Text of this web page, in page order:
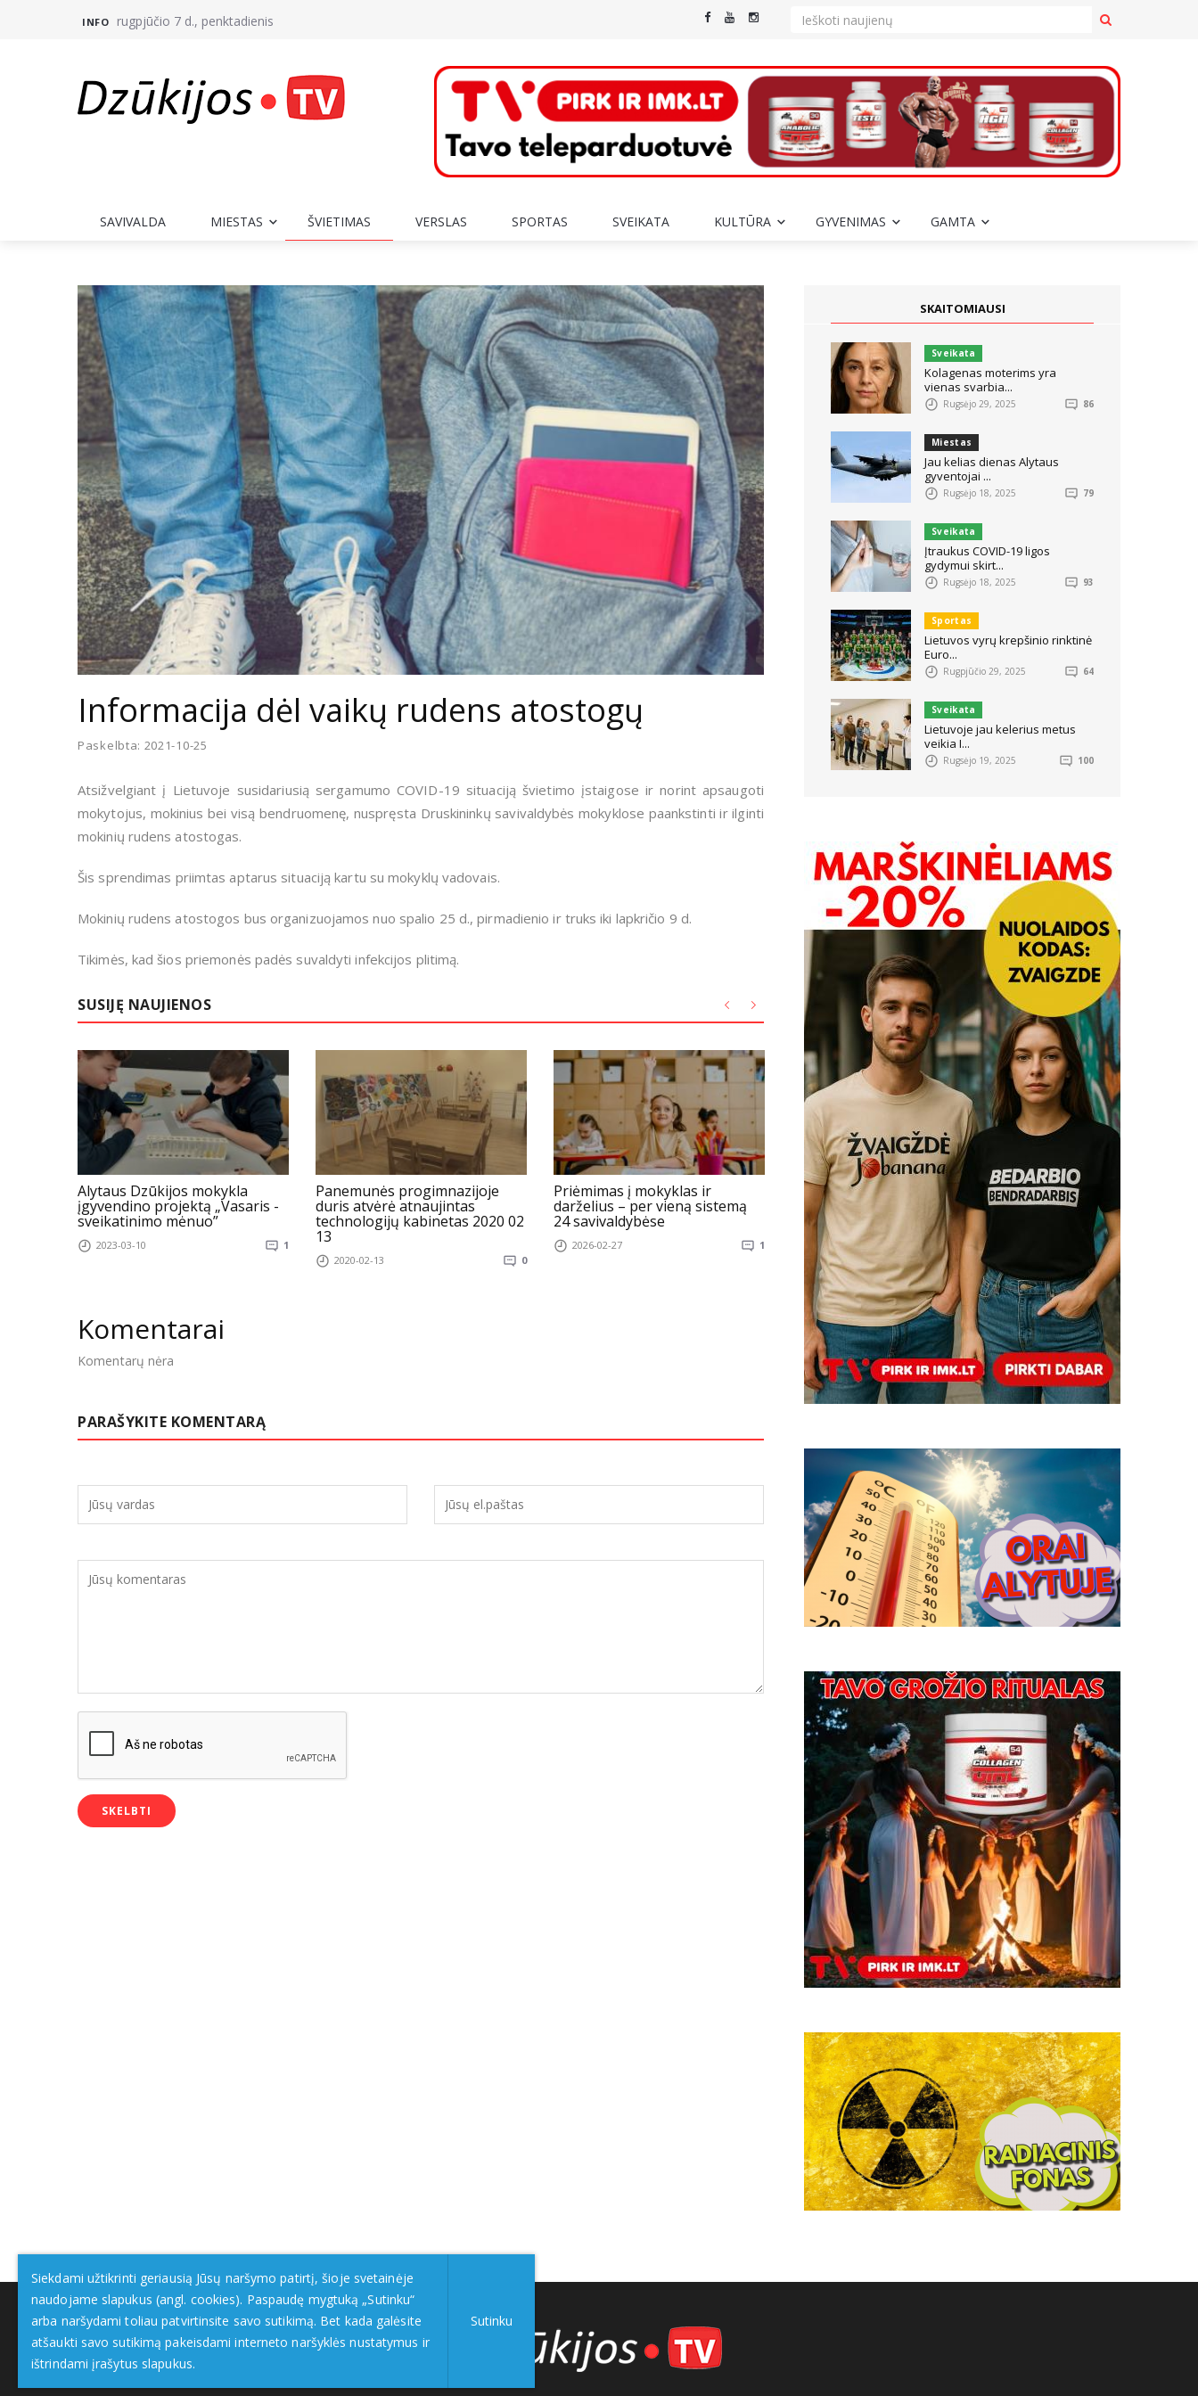
INFO rugpjūčio 7 d., penktadienis
SAVIVALDA MIESTAS ŠVIETIMAS VERSLAS SPORTAS SVEIKATA KULTŪRA GYVENIMAS GAMTA
Informacija dėl vaikų rudens atostogų
Paskelbta: 2021-10-25
Atsižvelgiant į Lietuvoje susidariusią sergamumo COVID-19 situaciją švietimo įstaigose ir norint apsaugoti
mokytojus, mokinius bei visą bendruomenę, nuspręsta Druskininkų savivaldybės mokyklose paankstinti ir ilginti
mokinių rudens atostogas.
Šis sprendimas priimtas aptarus situaciją kartu su mokyklų vadovais.
Mokinių rudens atostogos bus organizuojamos nuo spalio 25 d., pirmadienio ir truks iki lapkričio 9 d.
Tikimės, kad šios priemonės padės suvaldyti infekcijos plitimą.
SUSIJĘ NAUJIENOS
Alytaus Dzūkijos mokykla
įgyvendino projektą „Vasaris -
sveikatinimo mėnuo”
2023-03-10 1
Panemunės progimnazijoje
duris atvėrė atnaujintas
technologijų kabinetas 2020 02
13
2020-02-13 0
Priėmimas į mokyklas ir
darželius – per vieną sistemą
24 savivaldybėse
2026-02-27 1
NVSC primena svarbiausius
žingsnius mokykloje nustačius
COVID-19 atvejį
2021-09-07
Kviečiame teikti
kandidatūras Meilės
premijai gauti
2021-08-31
Komentarai
Komentarų nėra
PARAŠYKITE KOMENTARĄ
SKAITOMIAUSI
Sveikata
Kolagenas moterims yra
vienas svarbia...
Rugsėjo 29, 2025 86
Miestas
Jau kelias dienas Alytaus
gyventojai ...
Rugsėjo 18, 2025 79
Sveikata
Įtraukus COVID-19 ligos
gydymui skirt...
Rugsėjo 18, 2025 93
Sportas
Lietuvos vyrų krepšinio rinktinė
Euro...
Rugpjūčio 29, 2025 64
Sveikata
Lietuvoje jau kelerius metus
veikia I...
Rugsėjo 19, 2025 100
Siekdami užtikrinti geriausią Jūsų naršymo patirtį, šioje svetainėje
naudojame slapukus (angl. cookies). Paspaudę mygtuką „Sutinku“
arba naršydami toliau patvirtinsite savo sutikimą. Bet kada galėsite
atšaukti savo sutikimą pakeisdami interneto naršyklės nustatymus ir
ištrindami įrašytus slapukus.
Sutinku